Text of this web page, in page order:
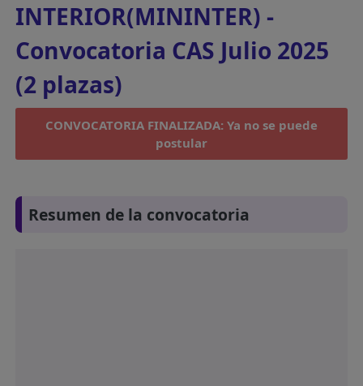
INTERIOR(MININTER) -
Convocatoria CAS Julio 2025
(2 plazas)
CONVOCATORIA FINALIZADA: Ya no se puede
postular
Resumen de la convocatoria